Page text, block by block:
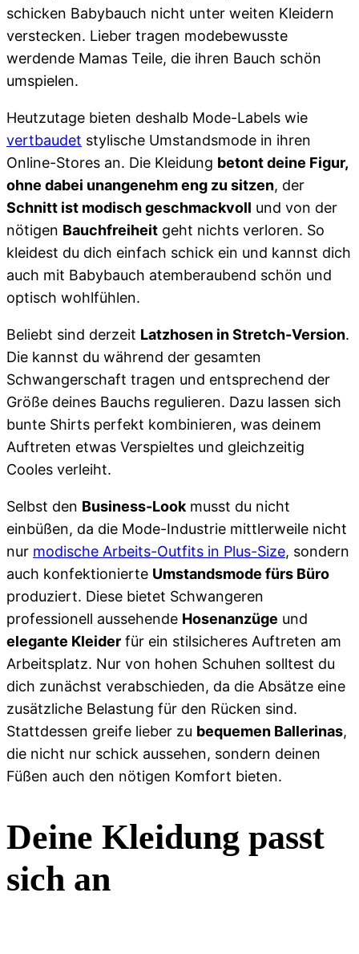
schicken Babybauch nicht unter weiten Kleidern
verstecken. Lieber tragen modebewusste
werdende Mamas Teile, die ihren Bauch schön
umspielen.
Heutzutage bieten deshalb Mode-Labels wie
vertbaudet stylische Umstandsmode in ihren
Online-Stores an. Die Kleidung betont deine Figur,
ohne dabei unangenehm eng zu sitzen, der
Schnitt ist modisch geschmackvoll und von der
nötigen Bauchfreiheit geht nichts verloren. So
kleidest du dich einfach schick ein und kannst dich
auch mit Babybauch atemberaubend schön und
optisch wohlfühlen.
Beliebt sind derzeit Latzhosen in Stretch-Version.
Die kannst du während der gesamten
Schwangerschaft tragen und entsprechend der
Größe deines Bauchs regulieren. Dazu lassen sich
bunte Shirts perfekt kombinieren, was deinem
Auftreten etwas Verspieltes und gleichzeitig
Cooles verleiht.
Selbst den Business-Look musst du nicht
einbüßen, da die Mode-Industrie mittlerweile nicht
nur modische Arbeits-Outfits in Plus-Size, sondern
auch konfektionierte Umstandsmode fürs Büro
produziert. Diese bietet Schwangeren
professionell aussehende Hosenanzüge und
elegante Kleider für ein stilsicheres Auftreten am
Arbeitsplatz. Nur von hohen Schuhen solltest du
dich zunächst verabschieden, da die Absätze eine
zusätzliche Belastung für den Rücken sind.
Stattdessen greife lieber zu bequemen Ballerinas,
die nicht nur schick aussehen, sondern deinen
Füßen auch den nötigen Komfort bieten.
Deine Kleidung passt
sich an